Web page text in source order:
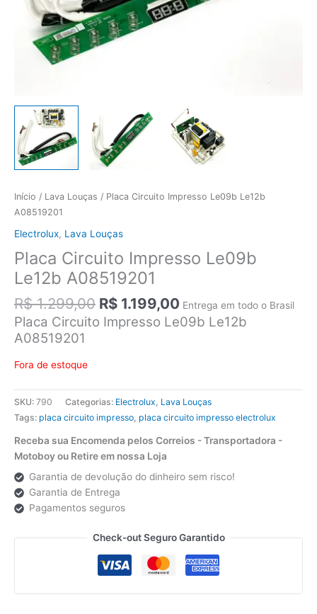
Início / Lava Louças / Placa Circuito Impresso Le09b Le12b
A08519201
Electrolux, Lava Louças
Placa Circuito Impresso Le09b
Le12b A08519201
R$1.299,00 O
preço
original
R$ 1.199,00 O
preço
Entrega em todo o Brasil
Placa Circuito Impresso Le09b Le12b
A08519201
Fora de estoque
SKU: 790 Categorias: Electrolux, Lava Louças
Tags: placa circuito impresso, placa circuito impresso electrolux
Receba sua Encomenda pelos Correios - Transportadora -
Motoboy ou Retire em nossa Loja
Garantia de devolução do dinheiro sem risco!
Garantia de Entrega
Pagamentos seguros
Check-out Seguro Garantido